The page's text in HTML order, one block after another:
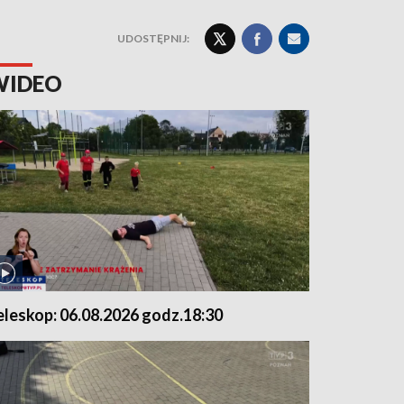
UDOSTĘPNIJ:
06.08.2026 godz.18:30